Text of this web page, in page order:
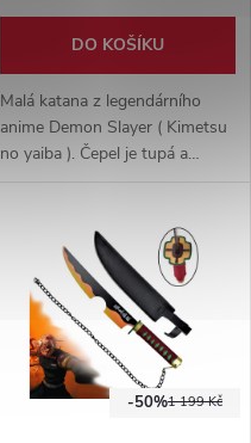
DO KOŠÍKU
Malá katana z legendárního
anime Demon Slayer ( Kimetsu
no yaiba ). Čepel je tupá a
stojánkem. Plastová pochva
potažena tkaninou.
1 199 Kč
-50%